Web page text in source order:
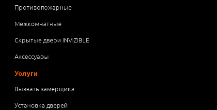
Противопожарные
Межкомнатные
Скрытые двери INVIZIBLE
Аксессуары
Услуги
Вызвать замерщика
Установка дверей